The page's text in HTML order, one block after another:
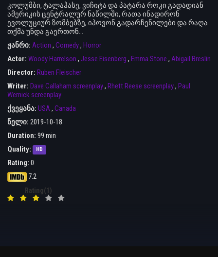
კოლუმბი, ტალაჰასე, ვიჩიტა და პატარა როკი გადადიან
ამერიკის ცენტრალურ ნაწილში, რათა ინადირონ
ევოლუციურ ზომბებზე, იპოვონ გადარჩენილები და რაღა
თქმა უნდა გაერთონ...
ჟანრი: Action , Comedy, Horror
Actor: Woody Harrelson , Jesse Eisenberg , Emma Stone , Abigail Breslin
Director: Ruben Fleischer
Writer: Dave Callaham screenplay, Rhett Reese screenplay, Paul
Wernick screenplay
ქვეყანა: USA , Canada
წელი: 2019-10-18
Duration: 99 min
Quality:
HD
Rating: 0
7.2
Rating(1)